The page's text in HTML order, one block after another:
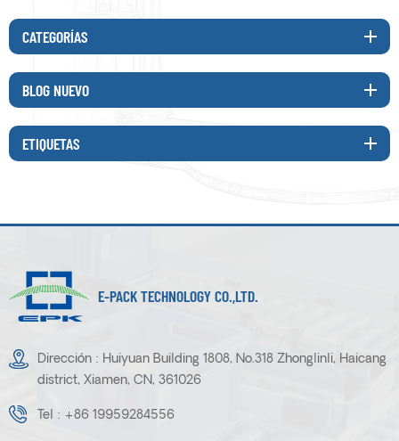
CATEGORÍAS
BLOG NUEVO
ETIQUETAS
E-PACK TECHNOLOGY CO.,LTD.
Dirección : Huiyuan Building 1808, No.318 Zhonglinli, Haicang
district, Xiamen, CN, 361026
Tel : +86 19959284556